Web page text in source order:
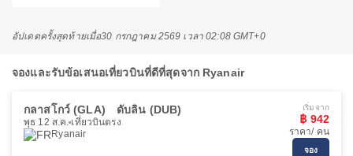
อัปเดตครั้งสุดท้ายเมื่อ30 กรกฎาคม 2569 เวลา 02:08 GMT+0
จองและรับข้อเสนอเที่ยวบินที่ดีที่สุดจาก Ryanair
กลาสโกว์ (GLA) ดับลิน (DUB)
พุธ 12 ส.ค. เที่ยวบินตรง
Ryanair
เริ่มจาก
฿ 942
ราคา/ คน
จอง